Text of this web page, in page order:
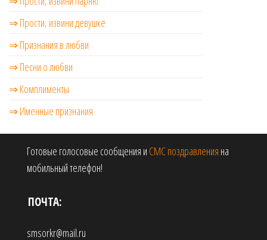
⇒ Прости, извини девушке
⇒ Признания в любви
⇒ Песни о любви
⇒ Комплименты
⇒ Именные признания
Готовые голосовые сообщения и СМС поздравления на
мобильный телефон!
ПОЧТА:
smsorkr@mail.ru